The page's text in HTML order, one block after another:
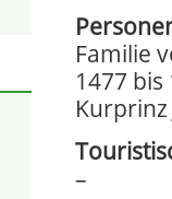
Familie
1477 bis
–